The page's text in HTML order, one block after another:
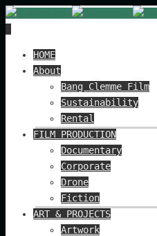
SpringHOME
About
Bang Clemme Film
Sustainability
Rental
FILM PRODUCTION
Documentary
Corporate
Drone
Fiction
ART & PROJECTS
Artwork